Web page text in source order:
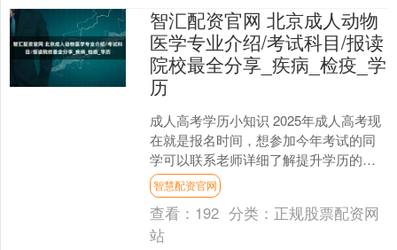
智汇配资官网 北京成人动物
医学专业介绍/考试科目/报读
院校最全分享_疾病_检疫_学
历
成人高考学历小知识 2025年成人高考现
在就是报名时间，想参加今年考试的同
学可以联系老师详细了解提升学历的步
骤，费用及多久拿到毕业证！ 一，北京
动物医学专业介绍....
智慧配资官网
查看： 192 分类： 正规股票配资网
站